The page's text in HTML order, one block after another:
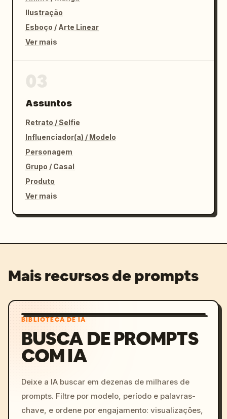
Ilustração
Esboço / Arte Linear
Ver mais
Assuntos
Retrato / Selfie
Influenciador(a) / Modelo
Personagem
Grupo / Casal
Produto
Ver mais
Mais recursos de prompts
BIBLIOTECA DE IA
BUSCA DE PROMPTS
COM IA
Deixe a IA buscar em dezenas de milhares de
prompts. Filtre por modelo, período e palavras-
chave, e ordene por engajamento: visualizações,